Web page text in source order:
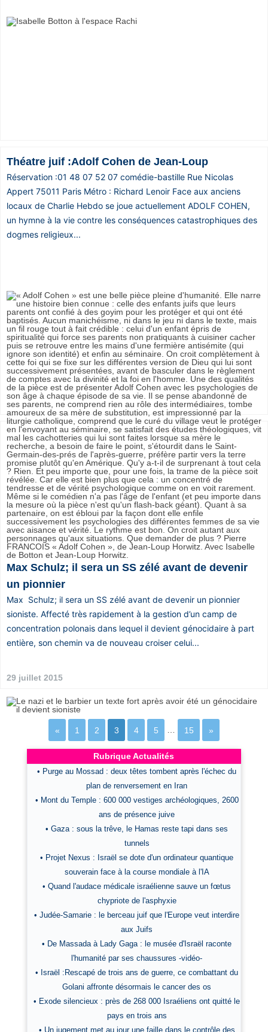
Théatre juif :Adolf Cohen de Jean-Loup
Réservation :01 48 07 52 07 comédie-bastille Rue Nicolas
Appert 75011 Paris Métro : Richard Lenoir Face aux anciens
locaux de Charlie Hebdo se joue actuellement ADOLF COHEN,
un hymne à la vie contre les conséquences catastrophiques des
dogmes religieux...
Max Schulz; il sera un SS zélé avant de devenir
un pionnier
Max Schulz; il sera un SS zélé avant de devenir un pionnier
sioniste. Affecté très rapidement à la gestion d’un camp de
concentration polonais dans lequel il devient génocidaire à part
entière, son chemin va de nouveau croiser celui...
29 juillet 2015
« 1 2 3 4 5 15 »
Rubrique Actualités
• Purge au Mossad : deux têtes tombent après l'échec du
plan de renversement en Iran
• Mont du Temple : 600 000 vestiges archéologiques, 2600
ans de présence juive
• Gaza : sous la trêve, le Hamas reste tapi dans ses
tunnels
• Projet Nexus : Israël se dote d'un ordinateur quantique
souverain face à la course mondiale à l'IA
• Quand l'audace médicale israélienne sauve un fœtus
chypriote de l'asphyxie
• Judée-Samarie : le berceau juif que l'Europe veut interdire
aux Juifs
• De Massada à Lady Gaga : le musée d'Israël raconte
l'humanité par ses chaussures -vidéo-
• Israël :Rescapé de trois ans de guerre, ce combattant du
Golani affronte désormais le cancer des os
• Exode silencieux : près de 268 000 Israéliens ont quitté le
pays en trois ans
• Un jugement met au jour une faille dans le contrôle des